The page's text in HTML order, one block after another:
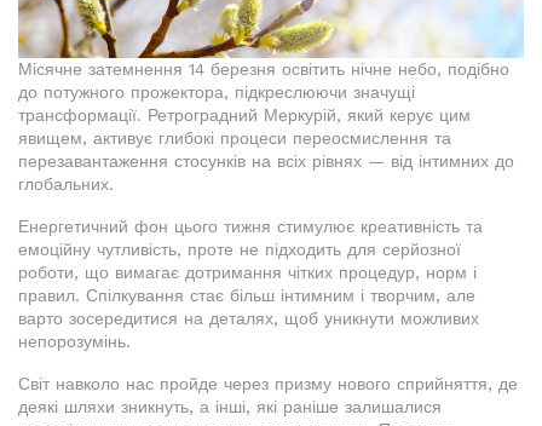
Місячне затемнення 14 березня освітить нічне небо, подібно
до потужного прожектора, підкреслюючи значущі
трансформації. Ретроградний Меркурій, який керує цим
явищем, активує глибокі процеси переосмислення та
перезавантаження стосунків на всіх рівнях — від інтимних до
глобальних.
Енергетичний фон цього тижня стимулює креативність та
емоційну чутливість, проте не підходить для серйозної
роботи, що вимагає дотримання чітких процедур, норм і
правил. Спілкування стає більш інтимним і творчим, але
варто зосередитися на деталях, щоб уникнути можливих
непорозумінь.
Світ навколо нас пройде через призму нового сприйняття, де
деякі шляхи зникнуть, а інші, які раніше залишалися